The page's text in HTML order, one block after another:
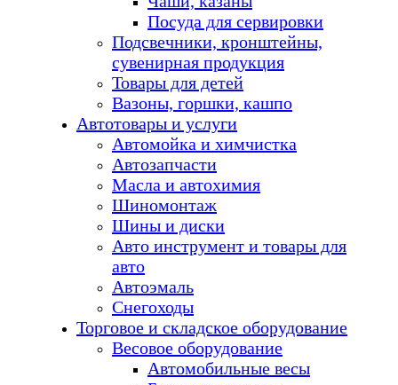
Посуда для сервировки
Подсвечники, кронштейны,
сувенирная продукция
Товары для детей
Вазоны, горшки, кашпо
Автотовары и услуги
Автомойка и химчистка
Автозапчасти
Масла и автохимия
Шиномонтаж
Шины и диски
Авто инструмент и товары для
авто
Автоэмаль
Снегоходы
Торговое и складское оборудование
Весовое оборудование
Автомобильные весы